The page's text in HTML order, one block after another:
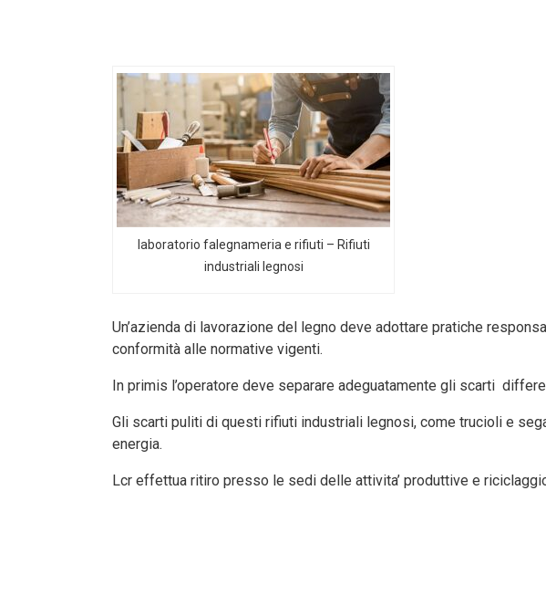
laboratorio falegnameria e rifiuti – Rifiuti
industriali legnosi
Un’azienda di lavorazione del legno deve adottare pratiche
conformità alle normative vigenti.
In primis l’operatore deve separare adeguatamente gli scarti
Gli scarti puliti di questi rifiuti industriali legnosi, come trucioli e
energia.
Lcr effettua ritiro presso le sedi delle attivita’ produttive e